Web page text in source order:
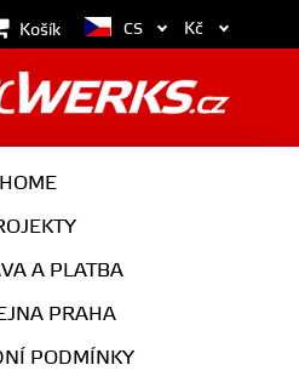
Košík
HOME
A PLATBA
PRAHA
PODMÍNKY
CS Kč
- Garrett
- Garrett GT3071r